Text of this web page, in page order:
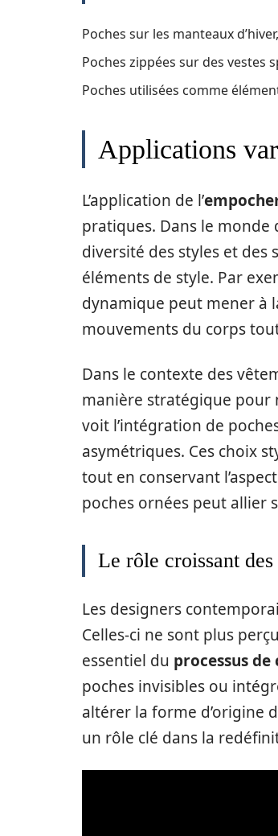
Poches sur les manteaux
Poches zippées sur des vestes
Poches utilisées comme
Applications
L’application de l’
pratiques. Dans le
diversité des styles et
éléments de style. Par
dynamique peut mener à
mouvements du corps
Dans le contexte des
manière stratégique pour
voit l’intégration de
asymétriques. Ces choix
tout en conservant
poches ornées peut allier
Le rôle croissant
Les designers
Celles-ci ne sont plus
essentiel du processus
poches invisibles ou
altérer la forme d’origine
un rôle clé dans la